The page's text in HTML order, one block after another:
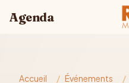
Agenda
Accueil / Événements /